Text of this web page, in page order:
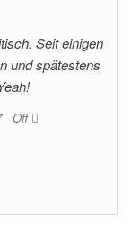
Seit einigen
und spätestens
Off